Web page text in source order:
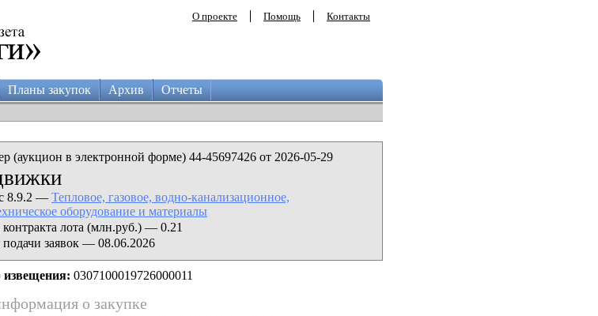
О проекте Помощь Контакты
Планы закупок Архив Отчеты
(аукцион в электронной форме) 44-45697426 от 2026-05-29
8.9.2 — Тепловое, газовое, водно-канализационное,
оборудование и материалы
лота (млн.руб.) — 0.21
заявок — 08.06.2026
0307100019726000011
о закупке